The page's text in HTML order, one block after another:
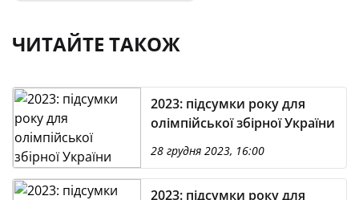
ЧИТАЙТЕ ТАКОЖ
2023: підсумки року для
олімпійської збірної України
28 грудня 2023, 16:00
2023: підсумки року для